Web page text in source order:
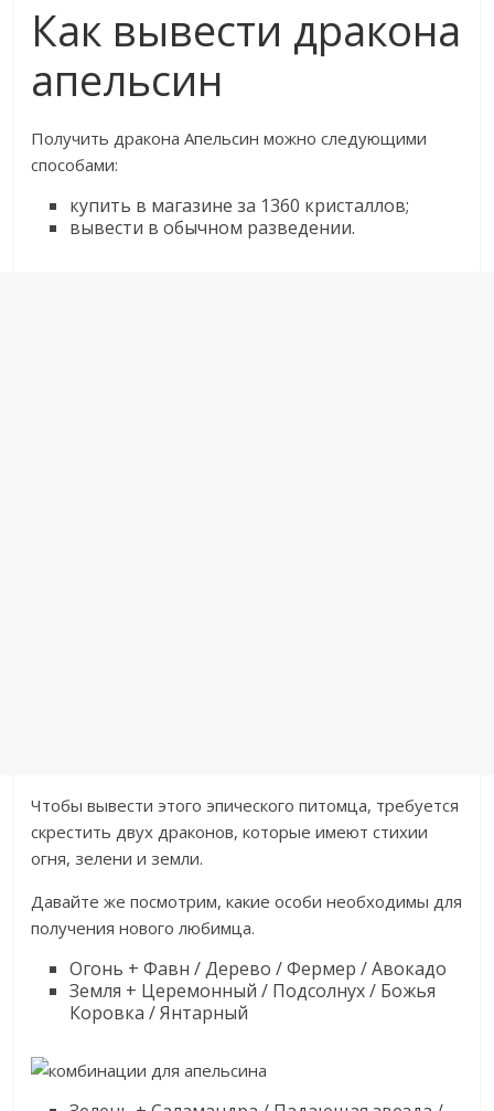
Как вывести дракона
апельсин
Получить дракона Апельсин можно следующими
способами:
купить в магазине за 1360 кристаллов;
вывести в обычном разведении.
Чтобы вывести этого эпического питомца, требуется
скрестить двух драконов, которые имеют стихии
огня, зелени и земли.
Давайте же посмотрим, какие особи необходимы для
получения нового любимца.
Огонь + Фавн / Дерево / Фермер / Авокадо
Земля + Церемонный / Подсолнух / Божья
Коровка / Янтарный